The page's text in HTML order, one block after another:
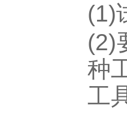
(1)
(2)
种
工